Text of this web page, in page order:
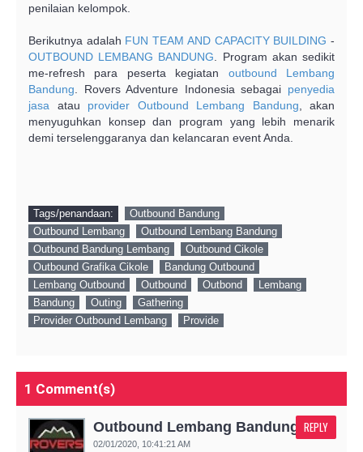
penilaian kelompok.
Berikutnya adalah FUN TEAM AND CAPACITY BUILDING -
OUTBOUND LEMBANG BANDUNG . Program akan sedikit
me-refresh para peserta kegiatan outbound Lembang
Bandung . Rovers Adventure Indonesia sebagai penyedia
jasa atau provider Outbound Lembang Bandung , akan
menyuguhkan konsep dan program yang lebih menarik
demi terselenggaranya dan kelancaran event Anda.
Tags/penandaan:
Outbound Bandung
Outbound Lembang
Outbound Lembang Bandung
Outbound Bandung Lembang
Outbound Cikole
Outbound Grafika Cikole
Bandung Outbound
Lembang Outbound
Outbound Outbond
Lembang
Bandung
Outing
Gathering
Provider Outbound Lembang
Provide
1 Comment(s)
Outbound Lembang Bandung:
02/01/2020, 10:41:21 AM
REPLY